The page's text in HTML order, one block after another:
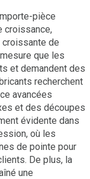
pièce
croissance,
de
que les
et demandent des
recherchent
avancées
et des découpes
évidente dans
où les
de pointe pour
De plus, la
une